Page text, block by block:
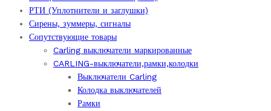
РТИ (Уплотнители и заглушки)
Сирены, зуммеры, сигналы
Сопутствующие товары
Carling выключатели маркированные
CARLING-выключатели,рамки,колодки
Выключатели Carling
Колодка выключателей
Рамки